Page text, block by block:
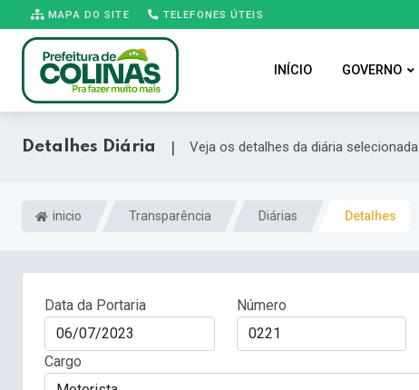
MAPA DO SITE TELEFONES ÚTEIS
INÍCIO GOVERNO
Detalhes Diária | Veja os detalhes da diária selecionada
inicio Transparência Diárias Detalhes
Data da Portaria Número
Cargo